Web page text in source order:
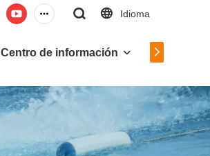
Idioma
Centro de información